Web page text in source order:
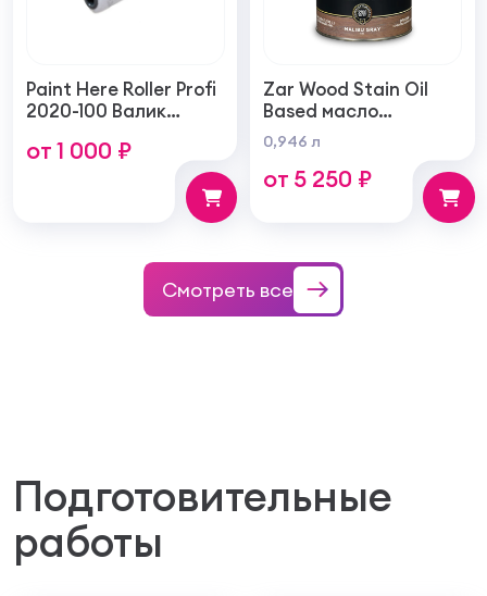
Paint Here Roller Profi
2020-100 Валик
тонкую гладкую
структуру покрытия
от 1 000 ₽
Zar Wood Stain Oil
Based масло
тонирующая по
дереву
0,946 л
от 5 250 ₽
Смотреть все
Подготовительные
работы